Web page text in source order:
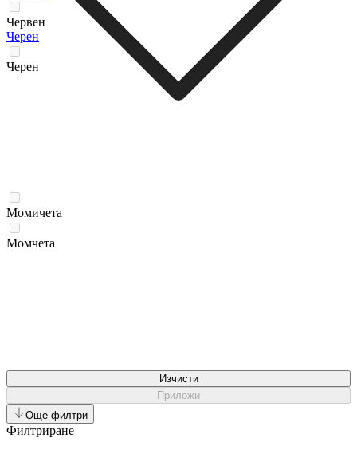
Червен
Черен
Черен
Момичета
Момчета
Изчисти
Приложи
Още филтри
Филтриране